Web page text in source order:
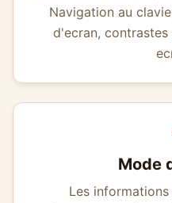
Navigation au
d'ecran,
Mode
Les